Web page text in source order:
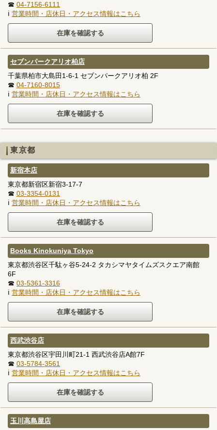
☎ 04-7156-6111
ℹ 営業時間・店休日・アクセス情報はこちら
セブンパークアリオ柏店
千葉県柏市大島田1-6-1 セブンパークアリオ柏 2F
☎ 04-7160-8015
ℹ 営業時間・店休日・アクセス情報はこちら
東京都
新宿本店
東京都新宿区新宿3-17-7
☎ 03-3354-0131
ℹ 営業時間・店休日・アクセス情報はこちら
Books Kinokuniya Tokyo
東京都渋谷区千駄ヶ谷5-24-2 タカシマヤタイムズスクエア南館
6F
☎ 03-5361-3316
ℹ 営業時間・店休日・アクセス情報はこちら
西武渋谷店
東京都渋谷区宇田川町21-1 西武渋谷店A館7F
☎ 03-5784-3561
ℹ 営業時間・店休日・アクセス情報はこちら
玉川高島屋店